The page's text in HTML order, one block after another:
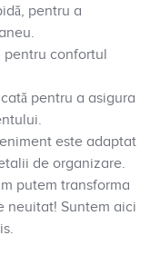
pentru a
pentru confortul
pentru a asigura
este adaptat
de organizare.
putem transforma
neuitat! Suntem aici